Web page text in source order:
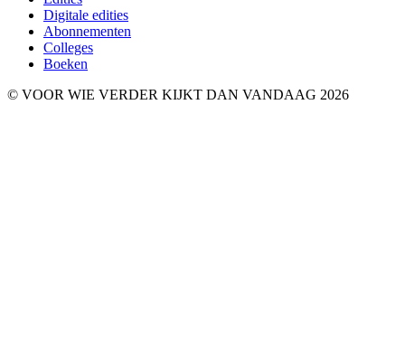
Digitale edities
Abonnementen
Colleges
Boeken
© VOOR WIE VERDER KIJKT DAN VANDAAG 2026